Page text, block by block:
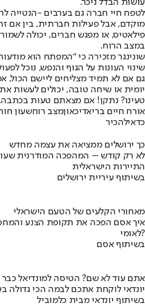
עושות הבדל ניכר.
לטפח חיי חברה גם בערבים -הנטייה
מוקדם, אבל פעילות חברתית, בין אם
פילאטיס, או מפגש חברים, יכולה
במצב הרוח.
שונינגר מזכירה כי “המפתח הוא
שינוי העונות על הגוף והנפש, נוכל
גם אם לא תמיד מצליחים ליישם הכול,
יומית או שיחה טובה, יכולים לעשות
טעינו? נתקן! אם מצאתם טעות
אורח חיים בריאדיכאוןמצב רוחשעון
כדאילהכיר
כך ירושלים ממציאה את עצמה מחדש
לא רק קודש – המהפכה המודרנית
התיירות הישראלית
בשיתוף עיריית ירושלים
מאחורי הקלעים של הטעם הישראלי
לאומי?
בשיתוף אסם
אתם עוד לא שם? הטיסה למונדיאל כבר
יונדאי לוקחת אתכם לבמה הכי גדולה
בשיתוף יונדאי מבית כלמוביל